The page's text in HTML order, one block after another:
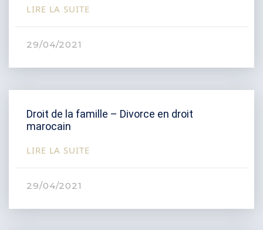
LIRE LA SUITE
29/04/2021
Droit de la famille – Divorce en droit
marocain
LIRE LA SUITE
29/04/2021